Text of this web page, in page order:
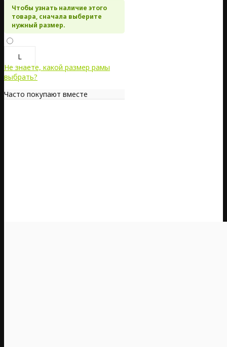
Чтобы узнать наличие этого
товара, сначала выберите
нужный размер.
L
Не знаете, какой размер рамы
выбрать?
Часто покупают вместе